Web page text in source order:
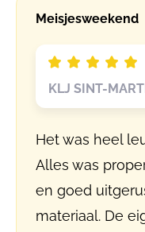
Meisjesweekend
KLJ SINT-
Het was heel
Alles was
en goed
materiaal. De